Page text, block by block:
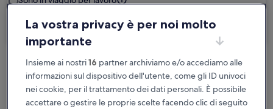
Cerca
Cancellazione gratuita se cambi
programma
La vostra privacy è per noi molto
importante
Insieme ai nostri16 partner archiviamo e/o accediamo alle
informazioni sul dispositivo dell'utente, come gli ID univoci
nei cookie, per il trattamento dei dati personali. È possibile
accettare o gestire le proprie scelte facendo clic di seguito